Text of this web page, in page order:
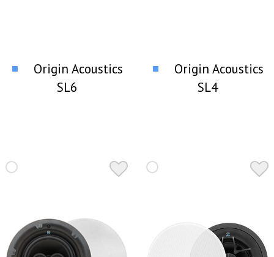
Origin Acoustics
SL6
Origin Acoustics
SL4